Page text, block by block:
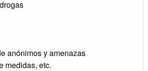
anónimos y amenazas
medidas, etc.